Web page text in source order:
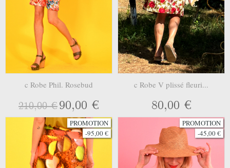
c Robe Phil. Rosebud
210,00 €90,00 €
c Robe V plissé fleuri...
80,00 €
PROMOTION
-95,00 €
PROMOTION
-45,00 €